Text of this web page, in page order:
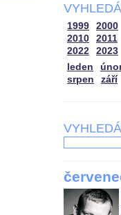
1999 2000
2010
2011
2022
2023
leden
srpen září